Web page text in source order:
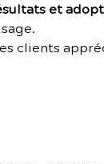
et
clients